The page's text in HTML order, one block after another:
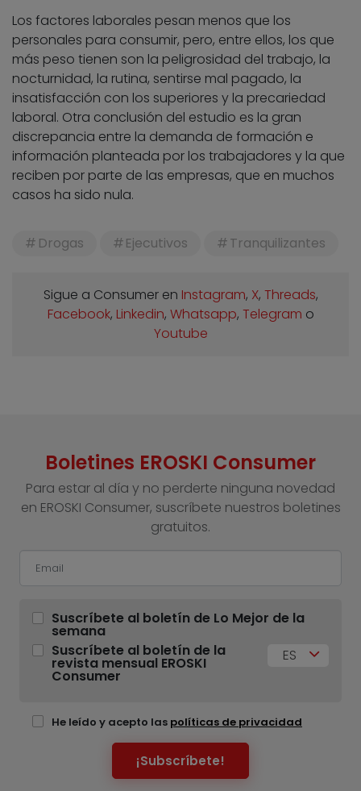
Los factores laborales pesan menos que los
personales para consumir, pero, entre ellos, los que
más peso tienen son la peligrosidad del trabajo, la
nocturnidad, la rutina, sentirse mal pagado, la
insatisfacción con los superiores y la precariedad
laboral. Otra conclusión del estudio es la gran
discrepancia entre la demanda de formación e
información planteada por los trabajadores y la que
reciben por parte de las empresas, que en muchos
casos ha sido nula.
Drogas Ejecutivos Tranquilizantes
Sigue a Consumer en Instagram, X, Threads,
Facebook, Linkedin, Whatsapp, Telegram o
Youtube
Boletines EROSKI Consumer
Para estar al día y no perderte ninguna novedad
en EROSKI Consumer, suscríbete nuestros boletines
gratuitos.
Suscríbete al boletín de Lo Mejor de la
semana
Suscríbete al boletín de la
revista mensual EROSKI
Consumer
ES
He leído y acepto las políticas de privacidad
¡Subscríbete!